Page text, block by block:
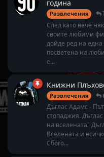
година
Развлечения
След като вече
своите любими
дойде ред на
посветена на
е...
Книжни
Развлечения
Дъглас Адамс -
стопаджия.
на вселената"
Вселената и
Сбого...